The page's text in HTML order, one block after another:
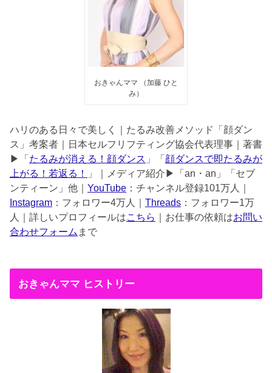
おきゃんママ （加藤 ひと
み）
ハリのある日々で美しく｜たるみ改善メソッド「顔ダン
ス」考案者｜日本セルフリフティング協会代表理事｜著書
▶︎「 たるみが消える！顔ダンス 」「 顔ダンスで即たるみが
上がる！若返る！
」｜メディア紹介▶︎「an・an」「セブ
ンティーン」他｜ YouTube ：チャンネル登録101万人｜
Instagram ：フォロワー4万人｜ Threads ：フォロワー1万
人｜詳しいプロフィールはこちら ｜お仕事の依頼はお問い
合わせフォーム まで
おきゃんママ ヒストリー